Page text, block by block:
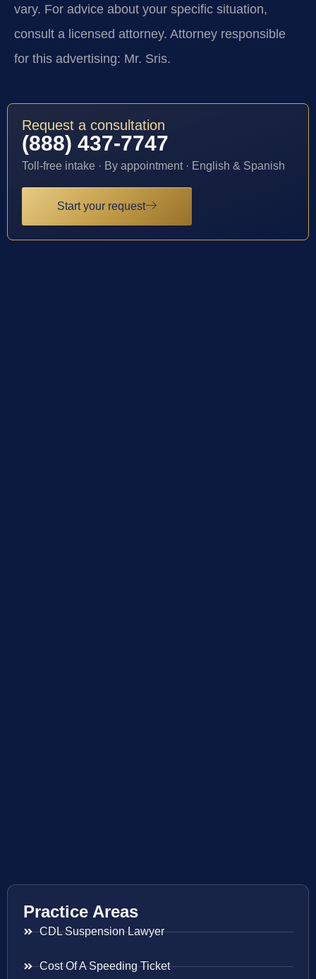
vary. For advice about your specific situation,
consult a licensed attorney. Attorney responsible
for this advertising: Mr. Sris.
Request a consultation
(888) 437-7747
Toll-free intake · By appointment · English & Spanish
Start your request
Practice Areas
CDL Suspension Lawyer
Cost Of A Speeding Ticket